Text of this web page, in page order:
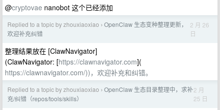
@cryptovae nanobot 这个已经添加
Replied to a topic by zhouxiaoxiao › OpenClaw 生态变种整理更新，
欢迎补充纠错
2 月 26
日
整理结果放在 [ClawNavigator]
(ClawNavigator: [https://clawnavigator.com](
https://clawnavigator.com/))，欢迎补充和纠错。
Replied to a topic by zhouxiaoxiao › OpenClaw 生态目录整理中，求补
充/纠错（repos/tools/skills）
2 月
25 日